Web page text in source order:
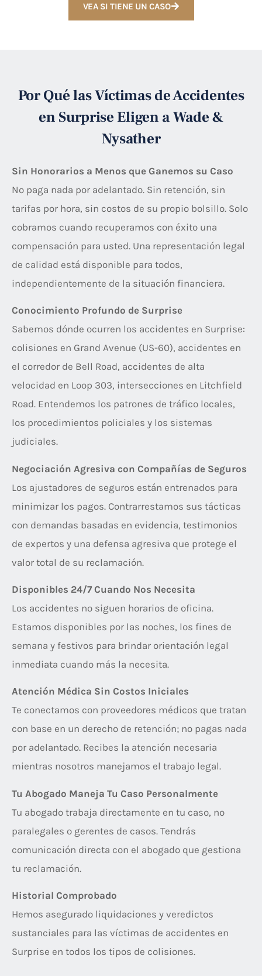
VEA SI TIENE UN CASO
Por Qué las Víctimas de Accidentes
en Surprise Eligen a Wade &
Nysather
Sin Honorarios a Menos que Ganemos su Caso
No paga nada por adelantado. Sin retención, sin
tarifas por hora, sin costos de su propio bolsillo. Solo
cobramos cuando recuperamos con éxito una
compensación para usted. Una representación legal
de calidad está disponible para todos,
independientemente de la situación financiera.
Conocimiento Profundo de Surprise
Sabemos dónde ocurren los accidentes en Surprise:
colisiones en Grand Avenue (US-60), accidentes en
el corredor de Bell Road, accidentes de alta
velocidad en Loop 303, intersecciones en Litchfield
Road. Entendemos los patrones de tráfico locales,
los procedimientos policiales y los sistemas
judiciales.
Negociación Agresiva con Compañías de Seguros
Los ajustadores de seguros están entrenados para
minimizar los pagos. Contrarrestamos sus tácticas
con demandas basadas en evidencia, testimonios
de expertos y una defensa agresiva que protege el
valor total de su reclamación.
Disponibles 24/7 Cuando Nos Necesita
Los accidentes no siguen horarios de oficina.
Estamos disponibles por las noches, los fines de
semana y festivos para brindar orientación legal
inmediata cuando más la necesita.
Atención Médica Sin Costos Iniciales
Te conectamos con proveedores médicos que tratan
con base en un derecho de retención; no pagas nada
por adelantado. Recibes la atención necesaria
mientras nosotros manejamos el trabajo legal.
Tu Abogado Maneja Tu Caso Personalmente
Tu abogado trabaja directamente en tu caso, no
paralegales o gerentes de casos. Tendrás
comunicación directa con el abogado que gestiona
tu reclamación.
Historial Comprobado
Hemos asegurado liquidaciones y veredictos
sustanciales para las víctimas de accidentes en
Surprise en todos los tipos de colisiones.